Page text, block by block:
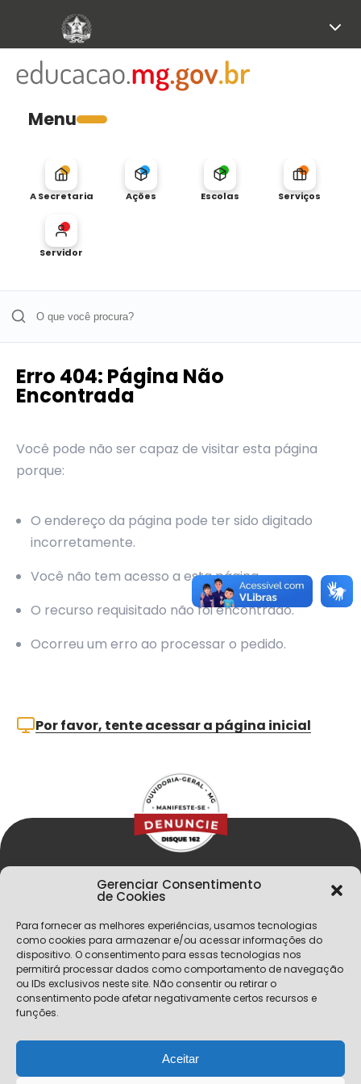
Gerenciar Consentimento
de Cookies
Para fornecer as melhores experiências, usamos tecnologias
como cookies para armazenar e/ou acessar informações do
dispositivo. O consentimento para essas tecnologias nos
permitirá processar dados como comportamento de navegação
ou IDs exclusivos neste site. Não consentir ou retirar o
consentimento pode afetar negativamente certos recursos e
funções.
Aceitar
Menu
A Secretaria Ações Escolas Serviços
Servidor
Erro 404: Página Não
Encontrada
Você pode não ser capaz de visitar esta página
porque:
O endereço da página pode ter sido digitado
incorretamente.
Você não tem acesso a esta página.
O recurso requisitado não foi encontrado.
Ocorreu um erro ao processar o pedido.
Por favor, tente acessar a página inicial
Menu
Política de Privacidade
Cidade Administrativa